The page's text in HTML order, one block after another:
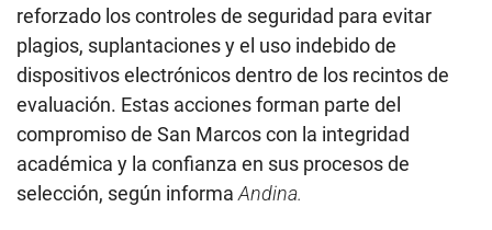
reforzado los controles de seguridad para evitar
plagios, suplantaciones y el uso indebido de
dispositivos electrónicos dentro de los recintos de
evaluación. Estas acciones forman parte del
compromiso de San Marcos con la integridad
académica y la confianza en sus procesos de
selección, según informaAndina.